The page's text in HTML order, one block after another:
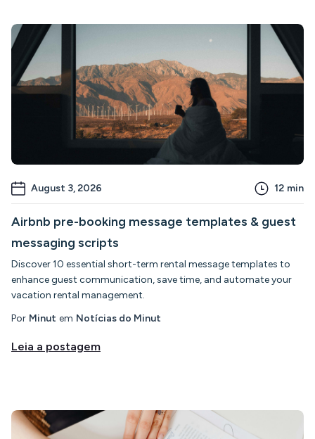
August 3, 2026 12 min
Airbnb pre-booking message templates & guest
messaging scripts
Discover 10 essential short-term rental message templates to
enhance guest communication, save time, and automate your
vacation rental management.
Por Minut em Notícias do Minut
Leia a postagem